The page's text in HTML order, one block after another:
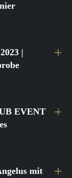
|
EVENT
mit